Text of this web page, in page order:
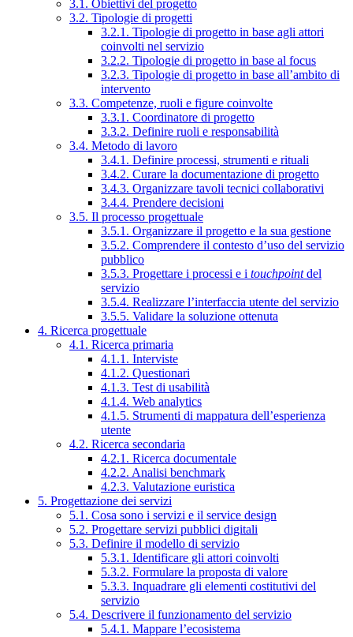
3.1. Obiettivi del progetto
3.2. Tipologie di progetti
3.2.1. Tipologie di progetto in base agli attori
coinvolti nel servizio
3.2.2. Tipologie di progetto in base al focus
3.2.3. Tipologie di progetto in base all’ambito di
intervento
3.3. Competenze, ruoli e figure coinvolte
3.3.1. Coordinatore di progetto
3.3.2. Definire ruoli e responsabilità
3.4. Metodo di lavoro
3.4.1. Definire processi, strumenti e rituali
3.4.2. Curare la documentazione di progetto
3.4.3. Organizzare tavoli tecnici collaborativi
3.4.4. Prendere decisioni
3.5. Il processo progettuale
3.5.1. Organizzare il progetto e la sua gestione
3.5.2. Comprendere il contesto d’uso del servizio
pubblico
3.5.3. Progettare i processi e i touchpointdel
servizio
3.5.4. Realizzare l’interfaccia utente del servizio
3.5.5. Validare la soluzione ottenuta
4. Ricerca progettuale
4.1. Ricerca primaria
4.1.1. Interviste
4.1.2. Questionari
4.1.3. Test di usabilità
4.1.4. Web analytics
4.1.5. Strumenti di mappatura dell’esperienza
utente
4.2. Ricerca secondaria
4.2.1. Ricerca documentale
4.2.2. Analisi benchmark
4.2.3. Valutazione euristica
5. Progettazione dei servizi
5.1. Cosa sono i servizi e il service design
5.2. Progettare servizi pubblici digitali
5.3. Definire il modello di servizio
5.3.1. Identificare gli attori coinvolti
5.3.2. Formulare la proposta di valore
5.3.3. Inquadrare gli elementi costitutivi del
servizio
5.4. Descrivere il funzionamento del servizio
5.4.1. Mappare l’ecosistema